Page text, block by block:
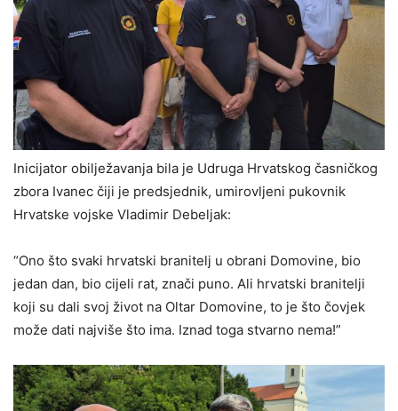
Inicijator obilježavanja bila je Udruga Hrvatskog časničkog
zbora Ivanec čiji je predsjednik, umirovljeni pukovnik
Hrvatske vojske Vladimir Debeljak:
“Ono što svaki hrvatski branitelj u obrani Domovine, bio
jedan dan, bio cijeli rat, znači puno. Ali hrvatski branitelji
koji su dali svoj život na Oltar Domovine, to je što čovjek
može dati najviše što ima. Iznad toga stvarno nema!”